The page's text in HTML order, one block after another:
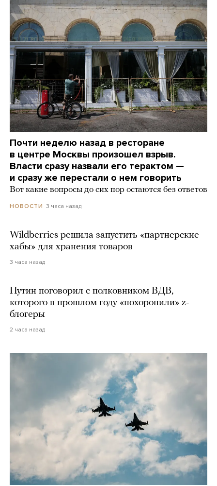
Почти неделю назад в ресторане
в центре Москвы произошел взрыв.
Власти сразу назвали его терактом —
и сразу же перестали о нем говорить
Вот какие вопросы до сих пор остаются без ответов
НОВОСТИ 3 часа назад
Wildberries решила запустить «партнерские
хабы» для хранения товаров
3 часа назад
Путин поговорил с полковником ВДВ,
которого в прошлом году «похоронили» z-
блогеры
2 часа назад